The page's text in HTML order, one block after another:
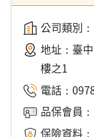
公司類別
地址： 臺
樓之1
電話：
品保會員
保險資料